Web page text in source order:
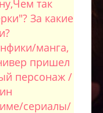
так
За какие
манга,
пришел
персонаж /
сериалы/